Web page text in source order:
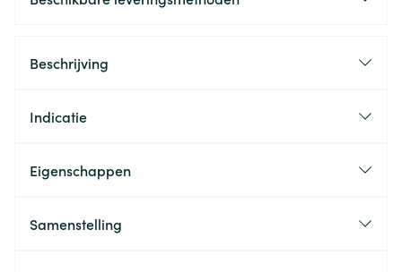
Beschrijving
Indicatie
Eigenschappen
Samenstelling